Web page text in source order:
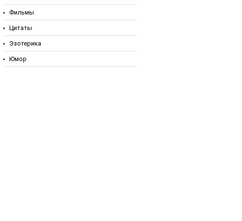
Фильмы
Цитаты
Эзотерика
Юмор